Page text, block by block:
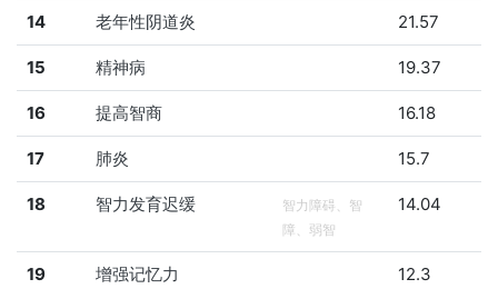
14 老年性阴道炎 21.57
15 精神病 19.37
16 提高智商 16.18
17 肺炎 15.7
18 智力发育迟缓
智力障碍、智
障、弱智
14.04
19 增强记忆力 12.3